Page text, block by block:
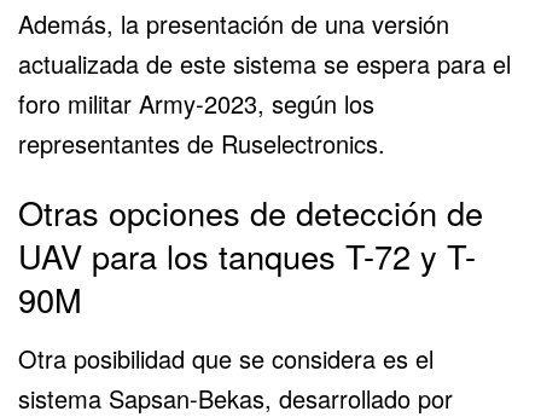
Además, la presentación de una versión
actualizada de este sistema se espera para el
foro militar Army-2023, según los
representantes de Ruselectronics.
Otras opciones de detección de
UAV para los tanques T-72 y T-
90M
Otra posibilidad que se considera es el
sistema Sapsan-Bekas, desarrollado por